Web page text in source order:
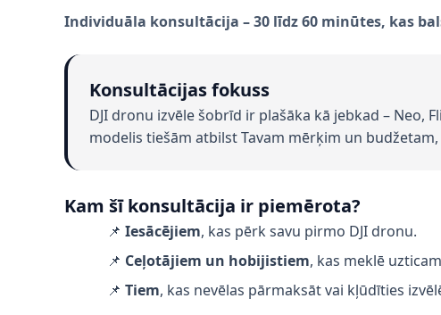
Individuāla konsultācija – 30 līdz 60 minūtes, kas
Konsultācijas fokuss
DJI dronu izvēle šobrīd ir plašāka kā jebkad – Neo,
modelis tiešām atbilst Tavam mērķim un
Kam šī konsultācija ir piemērota?
📌 Iesācējiem, kas pērk savu pirmo DJI dronu.
📌 Ceļotājiem un hobijistiem, kas meklē
📌 Tiem, kas nevēlas pārmaksāt vai kļūdīties